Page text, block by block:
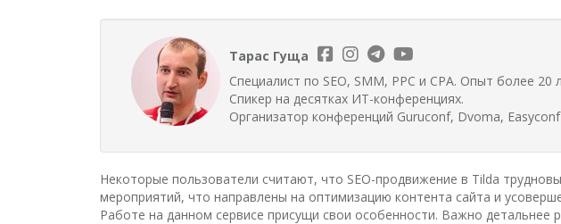
Тарас Гуща
Специалист по SEO, SMM, PPC и CPA. Опыт более 20
Спикер на десятках ИТ-конференциях.
Организатор конференций Guruconf, Dvoma, Easyconf
Некоторые пользователи считают, что SEO-продвижение в Tilda
мероприятий, что направлены на оптимизацию контента сайта и
Работе на данном сервисе присущи свои особенности. Важно детальнее